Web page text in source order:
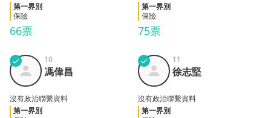
66票
第一界別
保險
75票
第一界別
保險
馮偉
昌
✓ 10
馮偉昌
沒有政治聯繫資料
第一界別
徐志
堅
✓ 11
徐志堅
沒有政治聯繫資料
第一界別